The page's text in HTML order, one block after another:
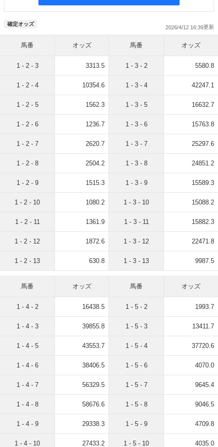
確定オッズ
2026/4/12 16:39
馬番 オッズ
1 - 2 - 3 3313.5
1 - 2 - 4 10354.6
1 - 2 - 5 1562.3
1 - 2 - 6 1236.7
1 - 2 - 7 2620.7
1 - 2 - 8 2504.2
1 - 2 - 9 1515.3
1 - 2 - 10 1080.2
1 - 2 - 11 1361.9
1 - 2 - 12 1872.6
1 - 2 - 13 630.8
馬番 オッズ
1 - 3 - 2 5580.8
1 - 3 - 4 42247.1
1 - 3 - 5 16632.7
1 - 3 - 6 15763.8
1 - 3 - 7 25297.6
1 - 3 - 8 24851.2
1 - 3 - 9 15589.3
1 - 3 - 10 15088.2
1 - 3 - 11 15882.3
1 - 3 - 12 22471.8
1 - 3 - 13 9987.5
馬番 オッズ
1 - 4 - 2 16438.5
1 - 4 - 3 39855.8
1 - 4 - 5 43553.7
1 - 4 - 6 38406.5
1 - 4 - 7 56329.5
1 - 4 - 8 58676.6
1 - 4 - 9 29338.3
1 - 4 - 10 27433.2
馬番 オッズ
1 - 5 - 2 1993.7
1 - 5 - 3 13411.7
1 - 5 - 4 37720.6
1 - 5 - 6 4070.0
1 - 5 - 7 9645.4
1 - 5 - 8 9046.5
1 - 5 - 9 4709.8
1 - 5 - 10 4035.0